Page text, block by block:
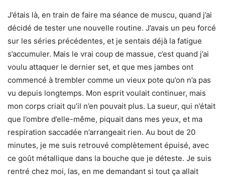
J’étais là, en train de faire ma séance de muscu, quand j’ai
décidé de tester une nouvelle routine. J’avais un peu forcé
sur les séries précédentes, et je sentais déjà la fatigue
s’accumuler. Mais le vrai coup de massue, c’est quand j’ai
voulu attaquer le dernier set, et que mes jambes ont
commencé à trembler comme un vieux pote qu’on n’a pas
vu depuis longtemps. Mon esprit voulait continuer, mais
mon corps criait qu’il n’en pouvait plus. La sueur, qui n’était
que l’ombre d’elle-même, piquait dans mes yeux, et ma
respiration saccadée n’arrangeait rien. Au bout de 20
minutes, je me suis retrouvé complètement épuisé, avec
ce goût métallique dans la bouche que je déteste. Je suis
rentré chez moi, las, en me demandant si tout ça allait